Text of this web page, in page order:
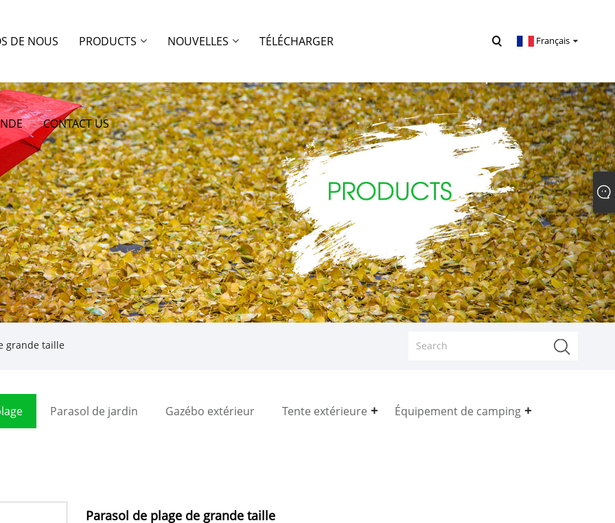
DE NOUS PRODUCTS NOUVELLES TÉLÉCHARGER
CONTACT US
Français
grande taille
Parasol de jardin Gazébo extérieur Tente extérieure Équipement de camping
Parasol de plage de grande taille